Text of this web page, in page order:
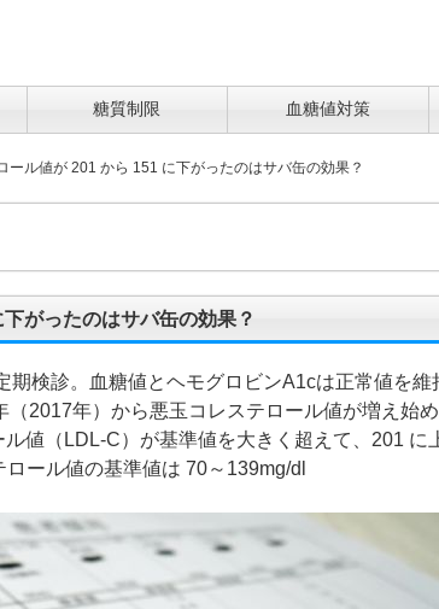
糖質制限 血糖値対策
ール値が 201 から 151 に下がったのはサバ缶の効果？
がったのはサバ缶の効果？
期検診。血糖値とヘモグロビンA1cは正常値を維
2017年）から悪玉コレステロール値が増え始め
値（LDL-C）が基準値を大きく超えて、201 に
ール値の基準値は 70～139mg/dl